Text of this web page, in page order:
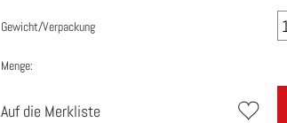
Gewicht/Verpackung
Menge:
Auf die Merkliste